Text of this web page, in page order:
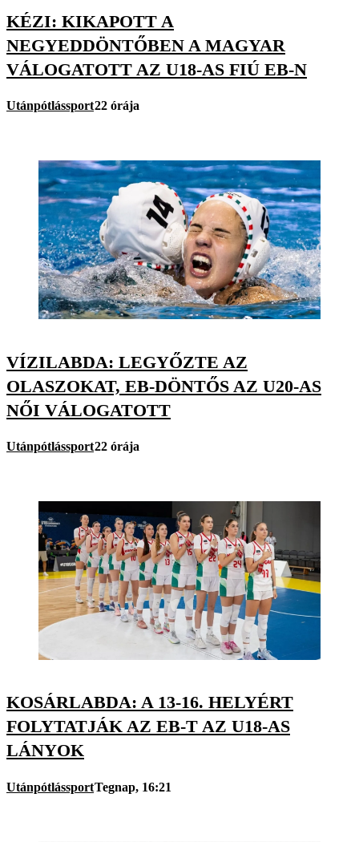
KÉZI: KIKAPOTT A
NEGYEDDÖNTŐBEN A MAGYAR
VÁLOGATOTT AZ U18-AS FIÚ EB-N
Utánpótlássport22 órája
VÍZILABDA: LEGYŐZTE AZ
OLASZOKAT, EB-DÖNTŐS AZ U20-AS
NŐI VÁLOGATOTT
Utánpótlássport22 órája
KOSÁRLABDA: A 13-16. HELYÉRT
FOLYTATJÁK AZ EB-T AZ U18-AS
LÁNYOK
UtánpótlássportTegnap, 16:21